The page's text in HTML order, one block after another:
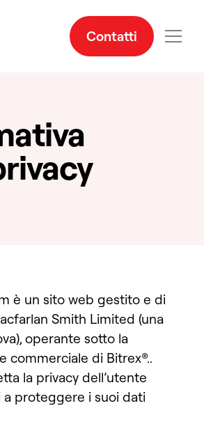
Contatti
è un sito web gestito e di
Smith Limited (una
operante sotto la
commerciale di Bitrex®..
la privacy dell’utente
proteggere i suoi dati